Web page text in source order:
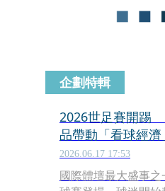
宵留守的行列，社
門市排隊人數最少」
企劃特輯
2026世足賽開踢
品帶動「看球經濟
2026.06.17 17:53
國際體壇最大盛事